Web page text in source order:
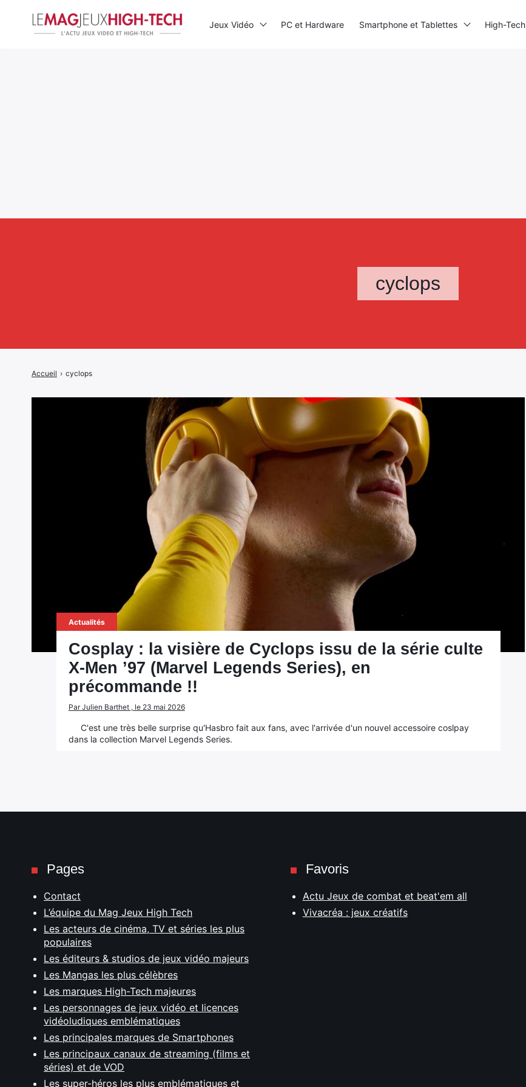
cyclops
Accueil › cyclops
Actualités
Cosplay : la visière de Cyclops issu de la série culte
X-Men ’97 (Marvel Legends Series), en
précommande !!
Par Julien Barthet , le 23 mai 2026
C'est une très belle surprise qu'Hasbro fait aux fans, avec l'arrivée d'un nouvel accessoire coslpay
dans la collection Marvel Legends Series.
Jeux Vidéo PC et Hardware Smartphone et Tablettes High-Tech
Pages
Contact
L’équipe du Mag Jeux High Tech
Les acteurs de cinéma, TV et séries les plus
populaires
Les éditeurs & studios de jeux vidéo majeurs
Les Mangas les plus célèbres
Les marques High-Tech majeures
Les personnages de jeux vidéo et licences
vidéoludiques emblématiques
Les principales marques de Smartphones
Les principaux canaux de streaming (films et
séries) et de VOD
Les super-héros les plus emblématiques et
Favoris
Actu Jeux de combat et beat'em all
Vivacréa : jeux créatifs